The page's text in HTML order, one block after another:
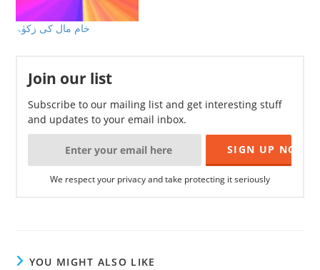
خام مال کی زکوٰۃ
Join our list
Subscribe to our mailing list and get interesting stuff
and updates to your email inbox.
We respect your privacy and take protecting it seriously
YOU MIGHT ALSO LIKE